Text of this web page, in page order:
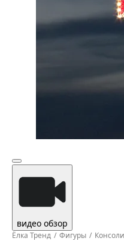
видео обзор
Ёлка Тренд Фигуры Консоли